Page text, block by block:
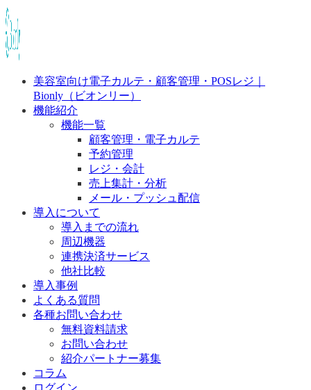
美容室向け電子カルテ・顧客管理・POSレジ｜
Bionly（ビオンリー）
機能紹介
機能一覧
顧客管理・電子カルテ
予約管理
レジ・会計
売上集計・分析
メール・プッシュ配信
導入について
導入までの流れ
周辺機器
連携決済サービス
他社比較
導入事例
よくある質問
各種お問い合わせ
無料資料請求
お問い合わせ
紹介パートナー募集
コラム
ログイン